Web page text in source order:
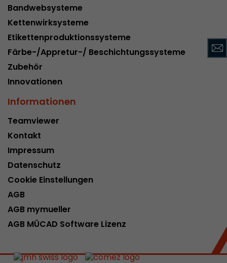
Bandwebsysteme
Kettenwirksysteme
Etikettenproduktionssysteme
Färbe-/Appretur-/ Beschichtungssysteme
Zubehör
Innovationen
Informationen
Teamviewer
Kontakt
Impressum
Datenschutz
Cookie Einstellungen
AGB
AGB mymueller
AGB MÜCAD Software Lizenz
eines Besuchers.
Name __utmc
Provider
Debugging und der Verwendung des neuen
Codes nicht berücksichtigt werden.
Name __utmz
Laufzeit 6 Monate